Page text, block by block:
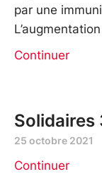
par une
Continuer
Solidaires
25 octobre 2021
Continuer